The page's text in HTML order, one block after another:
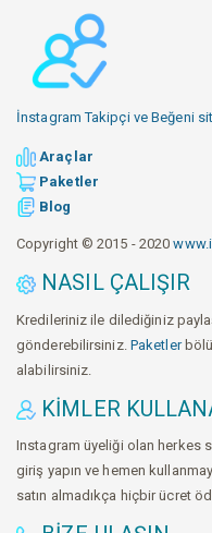
İnstagram Takipçi ve Beğeni
Araçlar
Paketler
Blog
Copyright © 2015 - 2020
NASIL ÇALIŞIR
Kredileriniz ile dilediğiniz
gönderebilirsiniz. Paketler
alabilirsiniz.
KIMLER
Instagram üyeliği olan herkes
giriş yapın ve hemen
satın almadıkça hiçbir ücret